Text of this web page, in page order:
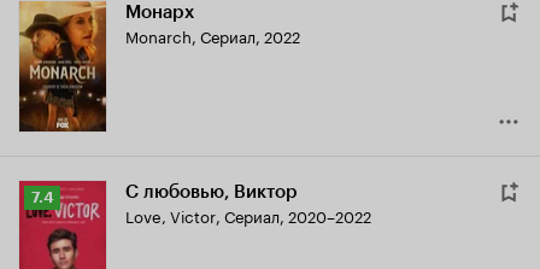
Монарх
Monarch, Сериал, 2022
Рейтинг
Кинопоиска
7.4
7.4 С любовью, Виктор
Love, Victor, Сериал, 2020–2022